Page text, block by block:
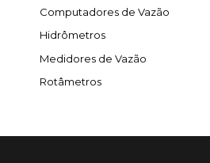
Computadores de Vazão
Hidrômetros
Medidores de Vazão
Rotâmetros